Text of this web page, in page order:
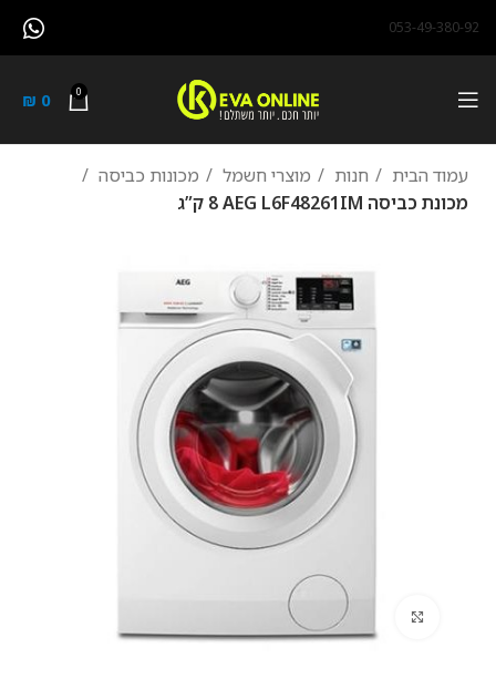
053-49-380-92
0
₪ 0
עמוד הבית חנות מוצרי חשמל
מכונות כביסה
מכונת כביסה AEG L6F48261IM ‏8 ‏ק”ג
לחץ להגדלה